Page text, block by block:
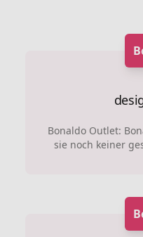
Bonaldo Outlet:
sie noch keiner